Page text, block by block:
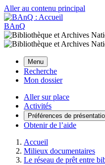
Aller au contenu principal
BAnQ
Menu
Recherche
Mon dossier
Aller sur place
Activités
Préférences de
Obtenir de l’aide
Accueil
Milieux documentaires
Le réseau de prêt entre